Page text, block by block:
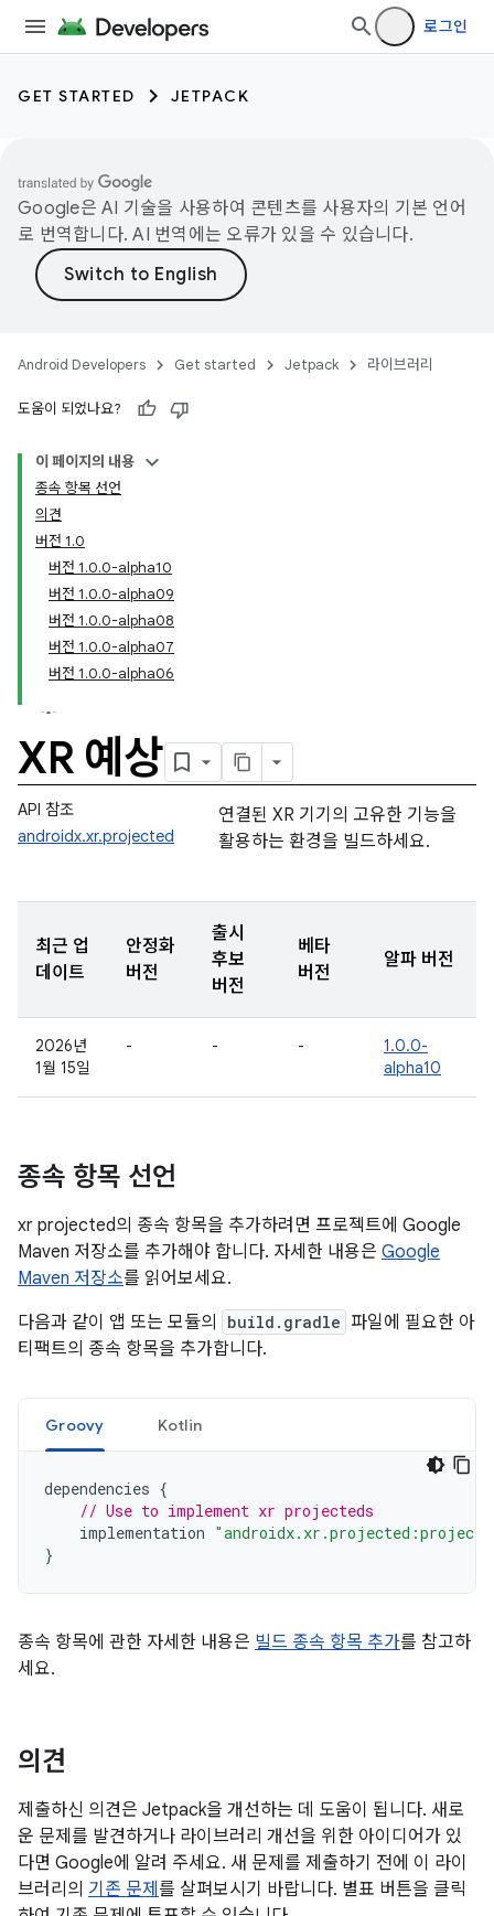
로그인
GET STARTED JETPACK
Google은 AI 기술을 사용하여 콘텐츠를 사용자의 기본 언어
로 번역합니다. AI 번역에는 오류가 있을 수 있습니다.
Android Developers Get started Jetpack 라이브러리
도움이 되었나요?
이 페이지의 내용
종속 항목 선언
의견
버전 1.0
버전 1.0.0-alpha10
버전 1.0.0-alpha09
버전 1.0.0-alpha08
버전 1.0.0-alpha07
버전 1.0.0-alpha06
XR 예상
API 참조
androidx.xr.projected
연결된 XR 기기의 고유한 기능을
활용하는 환경을 빌드하세요.
최근 업
데이트
안정화
버전
출시
후보
버전
베타
버전
알파 버전
2026년
1월 15일
- - -
1.0.0-
alpha10
종속 항목 선언
xr projected의 종속 항목을 추가하려면 프로젝트에 Google
Maven 저장소를 추가해야 합니다. 자세한 내용은 Google
Maven 저장소를 읽어보세요.
다음과 같이 앱 또는 모듈의
build.gradle 파일에 필요한 아
티팩트의 종속 항목을 추가합니다.
Groovy Kotlin
dependencies {
// Use to implement xr projecteds
implementation
}
종속 항목에 관한 자세한 내용은 빌드 종속 항목 추가를 참고하
세요.
의견
제출하신 의견은 Jetpack을 개선하는 데 도움이 됩니다. 새로
운 문제를 발견하거나 라이브러리 개선을 위한 아이디어가 있
다면 Google에 알려 주세요. 새 문제를 제출하기 전에 이 라이
브러리의 기존 문제 를 살펴보시기 바랍니다. 별표 버튼을 클릭